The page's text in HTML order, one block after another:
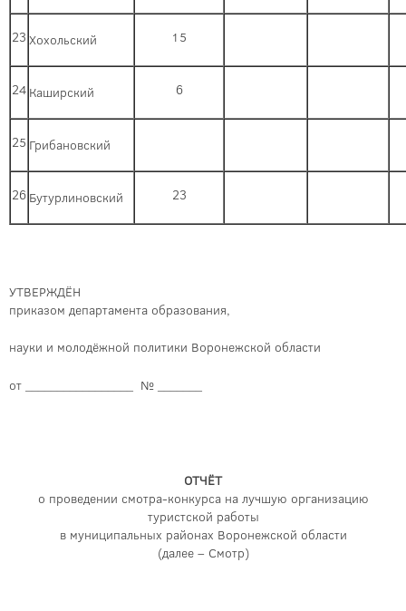
23 Хохольский 15
24 Каширский 6
25 Грибановский
26 Бутурлиновский 23
УТВЕРЖДЁН
приказом департамента образования,
науки и молодёжной политики Воронежской области
от _________________ № _______
ОТЧЁТ
о проведении смотра-конкурса на лучшую организацию
туристской работы
в муниципальных районах Воронежской области
(далее – Смотр)